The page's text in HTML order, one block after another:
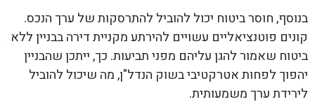
בנוסף, חוסר ביטוח יכול להוביל להתרסקות של ערך הנכס.
קונים פוטנציאליים עשויים להירתע מקניית דירה בבניין ללא
ביטוח שאמור להגן עליהם מפני תביעות. כך, ייתכן שהבניין
יהפוך לפחות אטרקטיבי בשוק הנדל"ן, מה שיכול להוביל
לירידת ערך משמעותית.